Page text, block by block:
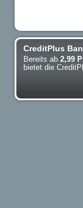
CreditPlus
Bereits ab 2,99
bietet die